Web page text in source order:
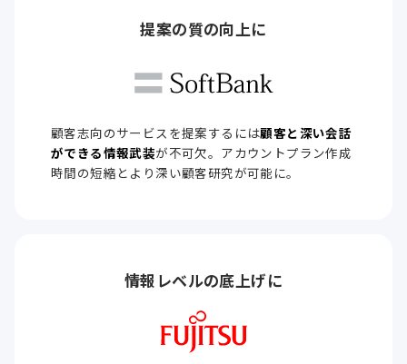
提案の質の向上に
顧客志向のサービスを提案するには顧客と深い会話
ができる情報武装が不可欠。アカウントプラン作成
時間の短縮とより深い顧客研究が可能に。
情報レベルの底上げに